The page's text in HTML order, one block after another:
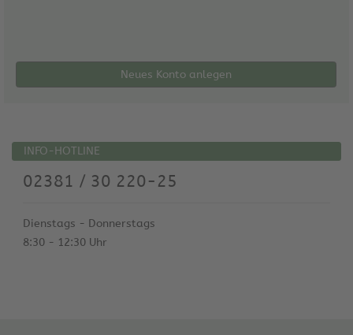
Neues Konto anlegen
INFO-HOTLINE
02381 / 30 220-25
Dienstags - Donnerstags
8:30 - 12:30 Uhr